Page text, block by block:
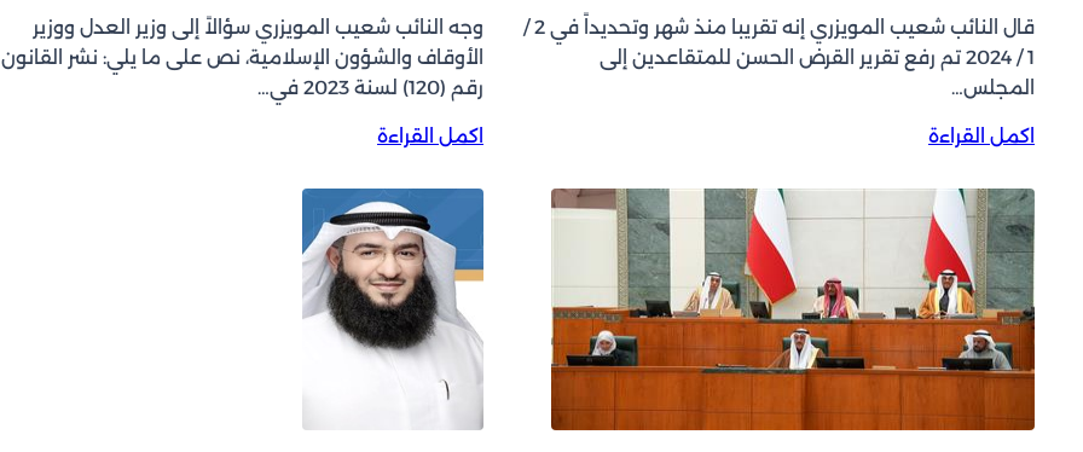
قال النائب شعيب المويزري إنه تقريبا منذ شهر وتحديداً في 2 /
1 / 2024 تم رفع تقرير القرض الحسن للمتقاعدين إلى
المجلس…
اكمل القراءة
:
ل
م
و
ي
ز
ر
:
وجه النائب شعيب المويزري سؤالاً إلى وزير العدل ووزير
الأوقاف والشؤون الإسلامية، نص على ما يلي: نشر القانون
رقم (120) لسنة 2023 في…
اكمل القراءة
:
ل
م
و
ي
ز
ر
ي